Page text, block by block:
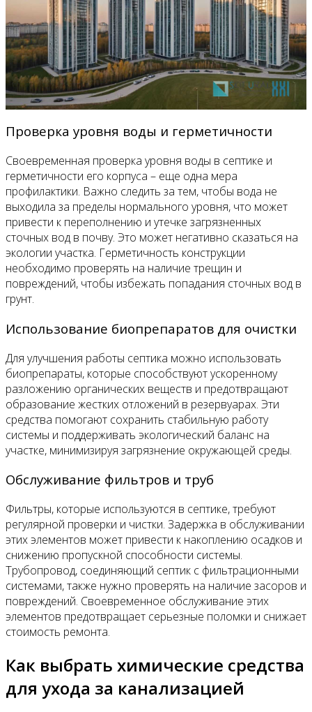
Проверка уровня воды и герметичности
Своевременная проверка уровня воды в септике и
герметичности его корпуса – еще одна мера
профилактики. Важно следить за тем, чтобы вода не
выходила за пределы нормального уровня, что может
привести к переполнению и утечке загрязненных
сточных вод в почву. Это может негативно сказаться на
экологии участка. Герметичность конструкции
необходимо проверять на наличие трещин и
повреждений, чтобы избежать попадания сточных вод в
грунт.
Использование биопрепаратов для очистки
Для улучшения работы септика можно использовать
биопрепараты, которые способствуют ускоренному
разложению органических веществ и предотвращают
образование жестких отложений в резервуарах. Эти
средства помогают сохранить стабильную работу
системы и поддерживать экологический баланс на
участке, минимизируя загрязнение окружающей среды.
Обслуживание фильтров и труб
Фильтры, которые используются в септике, требуют
регулярной проверки и чистки. Задержка в обслуживании
этих элементов может привести к накоплению осадков и
снижению пропускной способности системы.
Трубопровод, соединяющий септик с фильтрационными
системами, также нужно проверять на наличие засоров и
повреждений. Своевременное обслуживание этих
элементов предотвращает серьезные поломки и снижает
стоимость ремонта.
Как выбрать химические средства
для ухода за канализацией